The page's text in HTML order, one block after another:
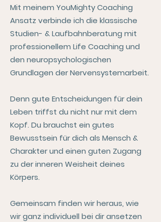
Mit meinem YouMighty Coaching
Ansatz verbinde ich die klassische
Studien- & Laufbahnberatung mit
professionellem Life Coaching und
den neuropsychologischen
Grundlagen der Nervensystemarbeit.
Denn gute Entscheidungen für dein
Leben triffst du nicht nur mit dem
Kopf. Du brauchst ein gutes
Bewusstsein für dich als Mensch &
Charakter und einen guten Zugang
zu der inneren Weisheit deines
Körpers.
Gemeinsam finden wir heraus, wie
wir ganz individuell bei dir ansetzen